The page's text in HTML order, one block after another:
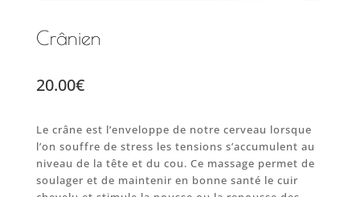
Crânien
20.00€
Le crâne est l’enveloppe de notre cerveau lorsque
l’on souffre de stress les tensions s’accumulent au
niveau de la tête et du cou. Ce massage permet de
soulager et de maintenir en bonne santé le cuir